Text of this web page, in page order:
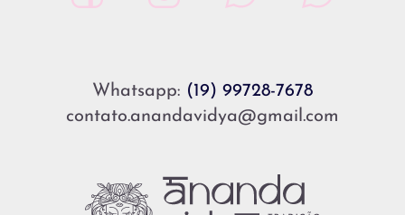
Whatsapp: (19) 99728-7678
contato.anandavidya@gmail.com